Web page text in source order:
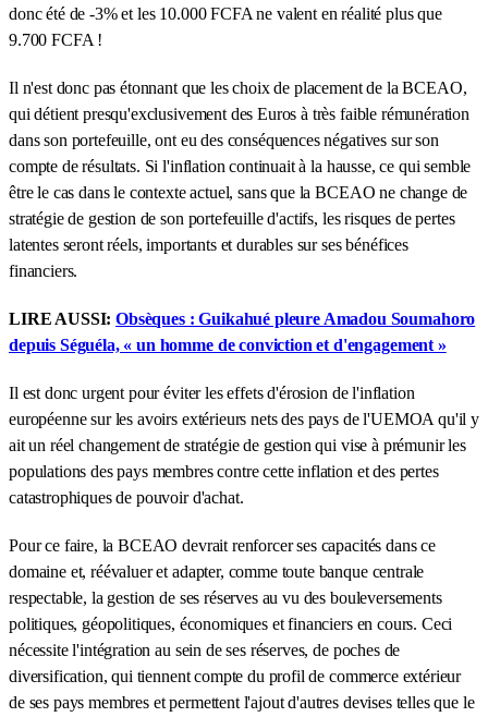
donc été de -3% et les 10.000 FCFA ne valent en réalité plus que
9.700 FCFA !
Il n'est donc pas étonnant que les choix de placement de la BCEAO,
qui détient presqu'exclusivement des Euros à très faible rémunération
dans son portefeuille, ont eu des conséquences négatives sur son
compte de résultats. Si l'inflation continuait à la hausse, ce qui semble
être le cas dans le contexte actuel, sans que la BCEAO ne change de
stratégie de gestion de son portefeuille d'actifs, les risques de pertes
latentes seront réels, importants et durables sur ses bénéfices
financiers.
LIRE AUSSI:Obsèques : Guikahué pleure Amadou Soumahoro
depuis Séguéla, « un homme de conviction et d'engagement »
Il est donc urgent pour éviter les effets d'érosion de l'inflation
européenne sur les avoirs extérieurs nets des pays de l'UEMOA qu'il y
ait un réel changement de stratégie de gestion qui vise à prémunir les
populations des pays membres contre cette inflation et des pertes
catastrophiques de pouvoir d'achat.
Pour ce faire, la BCEAO devrait renforcer ses capacités dans ce
domaine et, réévaluer et adapter, comme toute banque centrale
respectable, la gestion de ses réserves au vu des bouleversements
politiques, géopolitiques, économiques et financiers en cours. Ceci
nécessite l'intégration au sein de ses réserves, de poches de
diversification, qui tiennent compte du profil de commerce extérieur
de ses pays membres et permettent l'ajout d'autres devises telles que le